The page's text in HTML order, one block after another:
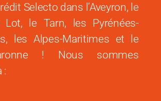
Selecto dans l’Aveyron, le
Lot, le Tarn, les Pyrénées-
les Alpes-Maritimes et le
! Nous sommes
: